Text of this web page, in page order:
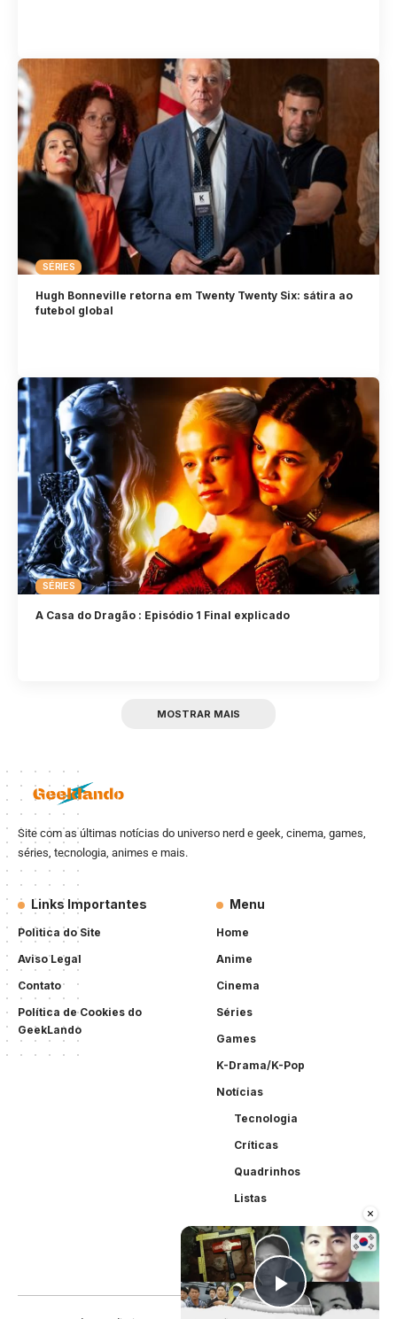
×
Play
SÉRIES
Hugh Bonneville retorna em Twenty Twenty Six: sátira ao
futebol global
SÉRIES
A Casa do Dragão : Episódio 1 Final explicado
MOSTRAR MAIS
Site com as últimas notícias do universo nerd e geek, cinema, games,
séries, tecnologia, animes e mais.
Links Importantes
Politica do Site
Aviso Legal
Contato
Política de Cookies do
GeekLando
Menu
Home
Anime
Cinema
Séries
Games
K-Drama/K-Pop
Notícias
Tecnologia
Críticas
Quadrinhos
Listas